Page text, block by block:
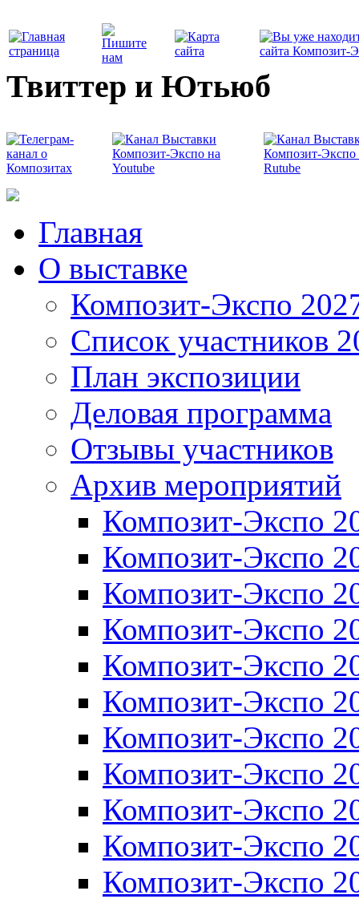
Твиттер и Ютьюб
Главная
О выставке
Композит-Экспо
Список участников
План экспозиции
Деловая программа
Отзывы участников
Архив мероприятий
Композит-Экспо
Композит-Экспо
Композит-Экспо
Композит-Экспо
Композит-Экспо
Композит-Экспо
Композит-Экспо
Композит-Экспо
Композит-Экспо
Композит-Экспо
Композит-Экспо